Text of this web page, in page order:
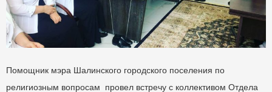
Помощник мэра Шалинского городского поселения по
религиозным вопросам провел встречу с коллективом Отдела